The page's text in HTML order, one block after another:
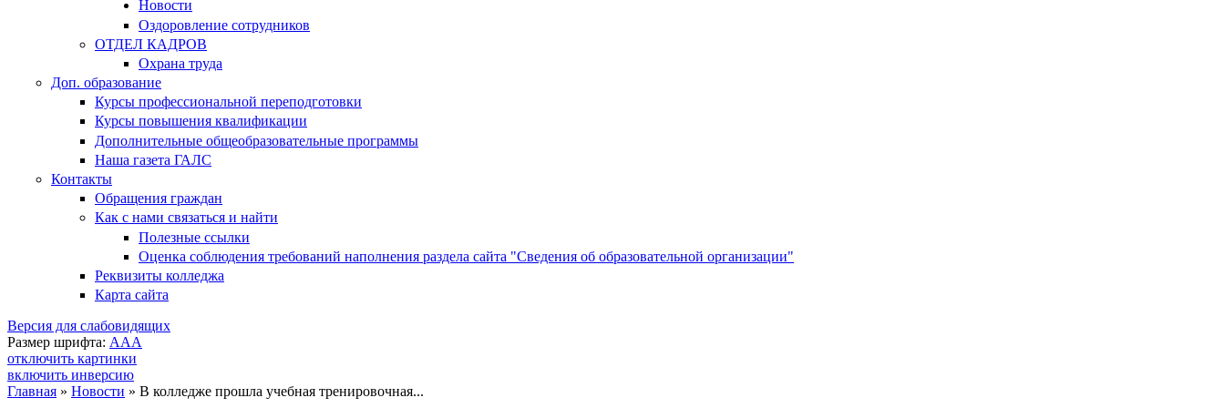
Новости
Оздоровление сотрудников
ОТДЕЛ КАДРОВ
Охрана труда
Доп. образование
Курсы профессиональной переподготовки
Курсы повышения квалификации
Дополнительные общеобразовательные программы
Наша газета ГАЛС
Контакты
Обращения граждан
Как с нами связаться и найти
Полезные ссылки
Оценка соблюдения требований наполнения раздела сайта "Сведения об образовательной организации"
Реквизиты колледжа
Карта сайта
Версия для слабовидящих
Размер шрифта: AAA
отключить картинки
включить инверсию
Главная » Новости » В колледже прошла учебная тренировочная...